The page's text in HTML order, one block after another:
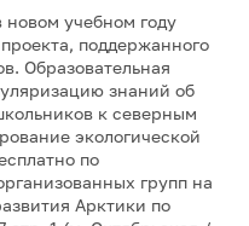
учебном году
поддержанного
Образовательная
знаний об
к северным
экологической
по
групп на
Арктики по